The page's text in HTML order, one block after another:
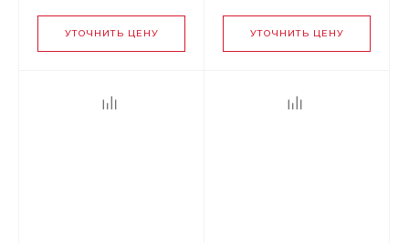
черный
УТОЧНИТЬ ЦЕНУ УТОЧНИТЬ ЦЕНУ